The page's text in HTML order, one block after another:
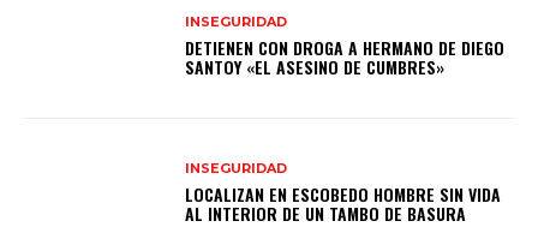
INSEGURIDAD
DETIENEN CON DROGA A HERMANO DE DIEGO
SANTOY «EL ASESINO DE CUMBRES»
INSEGURIDAD
LOCALIZAN EN ESCOBEDO HOMBRE SIN VIDA
AL INTERIOR DE UN TAMBO DE BASURA